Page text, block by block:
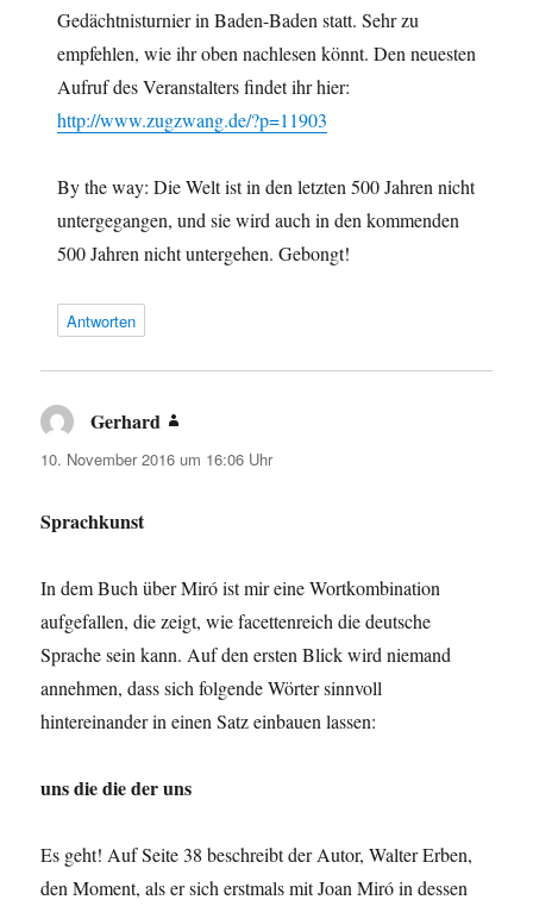
Gedächtnisturnier in Baden-Baden statt. Sehr zu
empfehlen, wie ihr oben nachlesen könnt. Den neuesten
Aufruf des Veranstalters findet ihr hier:
http://www.zugzwang.de/?p=11903
By the way: Die Welt ist in den letzten 500 Jahren nicht
untergegangen, und sie wird auch in den kommenden
500 Jahren nicht untergehen. Gebongt!
Antworten
Gerhard
10. November 2016 um 16:06 Uhr
Sprachkunst
In dem Buch über Miró ist mir eine Wortkombination
aufgefallen, die zeigt, wie facettenreich die deutsche
Sprache sein kann. Auf den ersten Blick wird niemand
annehmen, dass sich folgende Wörter sinnvoll
hintereinander in einen Satz einbauen lassen:
uns die die der uns
Es geht! Auf Seite 38 beschreibt der Autor, Walter Erben,
den Moment, als er sich erstmals mit Joan Miró in dessen